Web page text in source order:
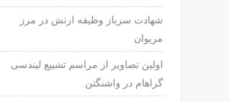
شهادت سرباز وظیفه ارتش در مرز
مریوان
اولین تصاویر از مراسم تشییع لیندسی
گراهام در واشنگتن